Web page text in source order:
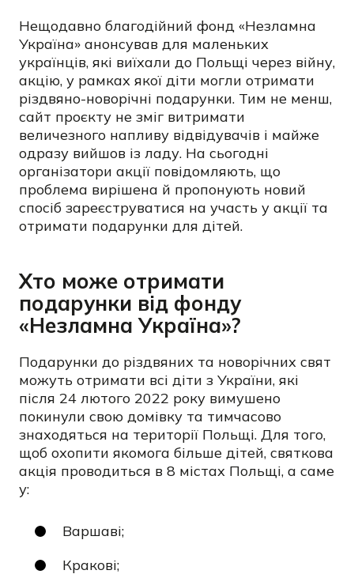
Нещодавно благодійний фонд «Незламна
Україна» анонсував для маленьких
українців, які виїхали до Польщі через війну,
акцію, у рамках якої діти могли отримати
різдвяно-новорічні подарунки. Тим не менш,
сайт проєкту не зміг витримати
величезного напливу відвідувачів і майже
одразу вийшов із ладу. На сьогодні
організатори акції повідомляють, що
проблема вирішена й пропонують новий
спосіб зареєструватися на участь у акції та
отримати подарунки для дітей.
Хто може отримати
подарунки від фонду
«Незламна Україна»?
Подарунки до різдвяних та новорічних свят
можуть отримати всі діти з України, які
після 24 лютого 2022 року вимушено
покинули свою домівку та тимчасово
знаходяться на території Польщі. Для того,
щоб охопити якомога більше дітей, святкова
акція проводиться в 8 містах Польщі, а саме
у:
Варшаві;
Кракові;